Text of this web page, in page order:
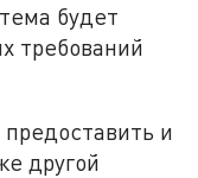
будет
требований
и
другой